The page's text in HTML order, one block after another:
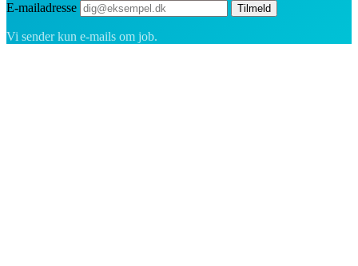
E-mailadresse Tilmeld
Vi sender kun e-mails om job.